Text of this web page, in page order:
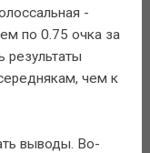
-
по 0.75 очка за
результаты
чем к
выводы. Во-